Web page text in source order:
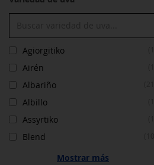
Agiorgitiko
Airén
Albariño
Albillo
Assyrtiko
Blend
Mostrar más